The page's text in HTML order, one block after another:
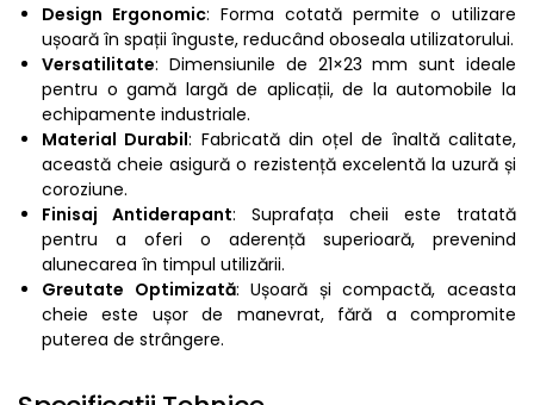
Design Ergonomic: Forma cotată permite o utilizare
ușoară în spații înguste, reducând oboseala utilizatorului.
Versatilitate: Dimensiunile de 21×23 mm sunt ideale
pentru o gamă largă de aplicații, de la automobile la
echipamente industriale.
Material Durabil: Fabricată din oțel de înaltă calitate,
această cheie asigură o rezistență excelentă la uzură și
coroziune.
Finisaj Antiderapant: Suprafața cheii este tratată
pentru a oferi o aderență superioară, prevenind
alunecarea în timpul utilizării.
Greutate Optimizată: Ușoară și compactă, aceasta
cheie este ușor de manevrat, fără a compromite
puterea de strângere.